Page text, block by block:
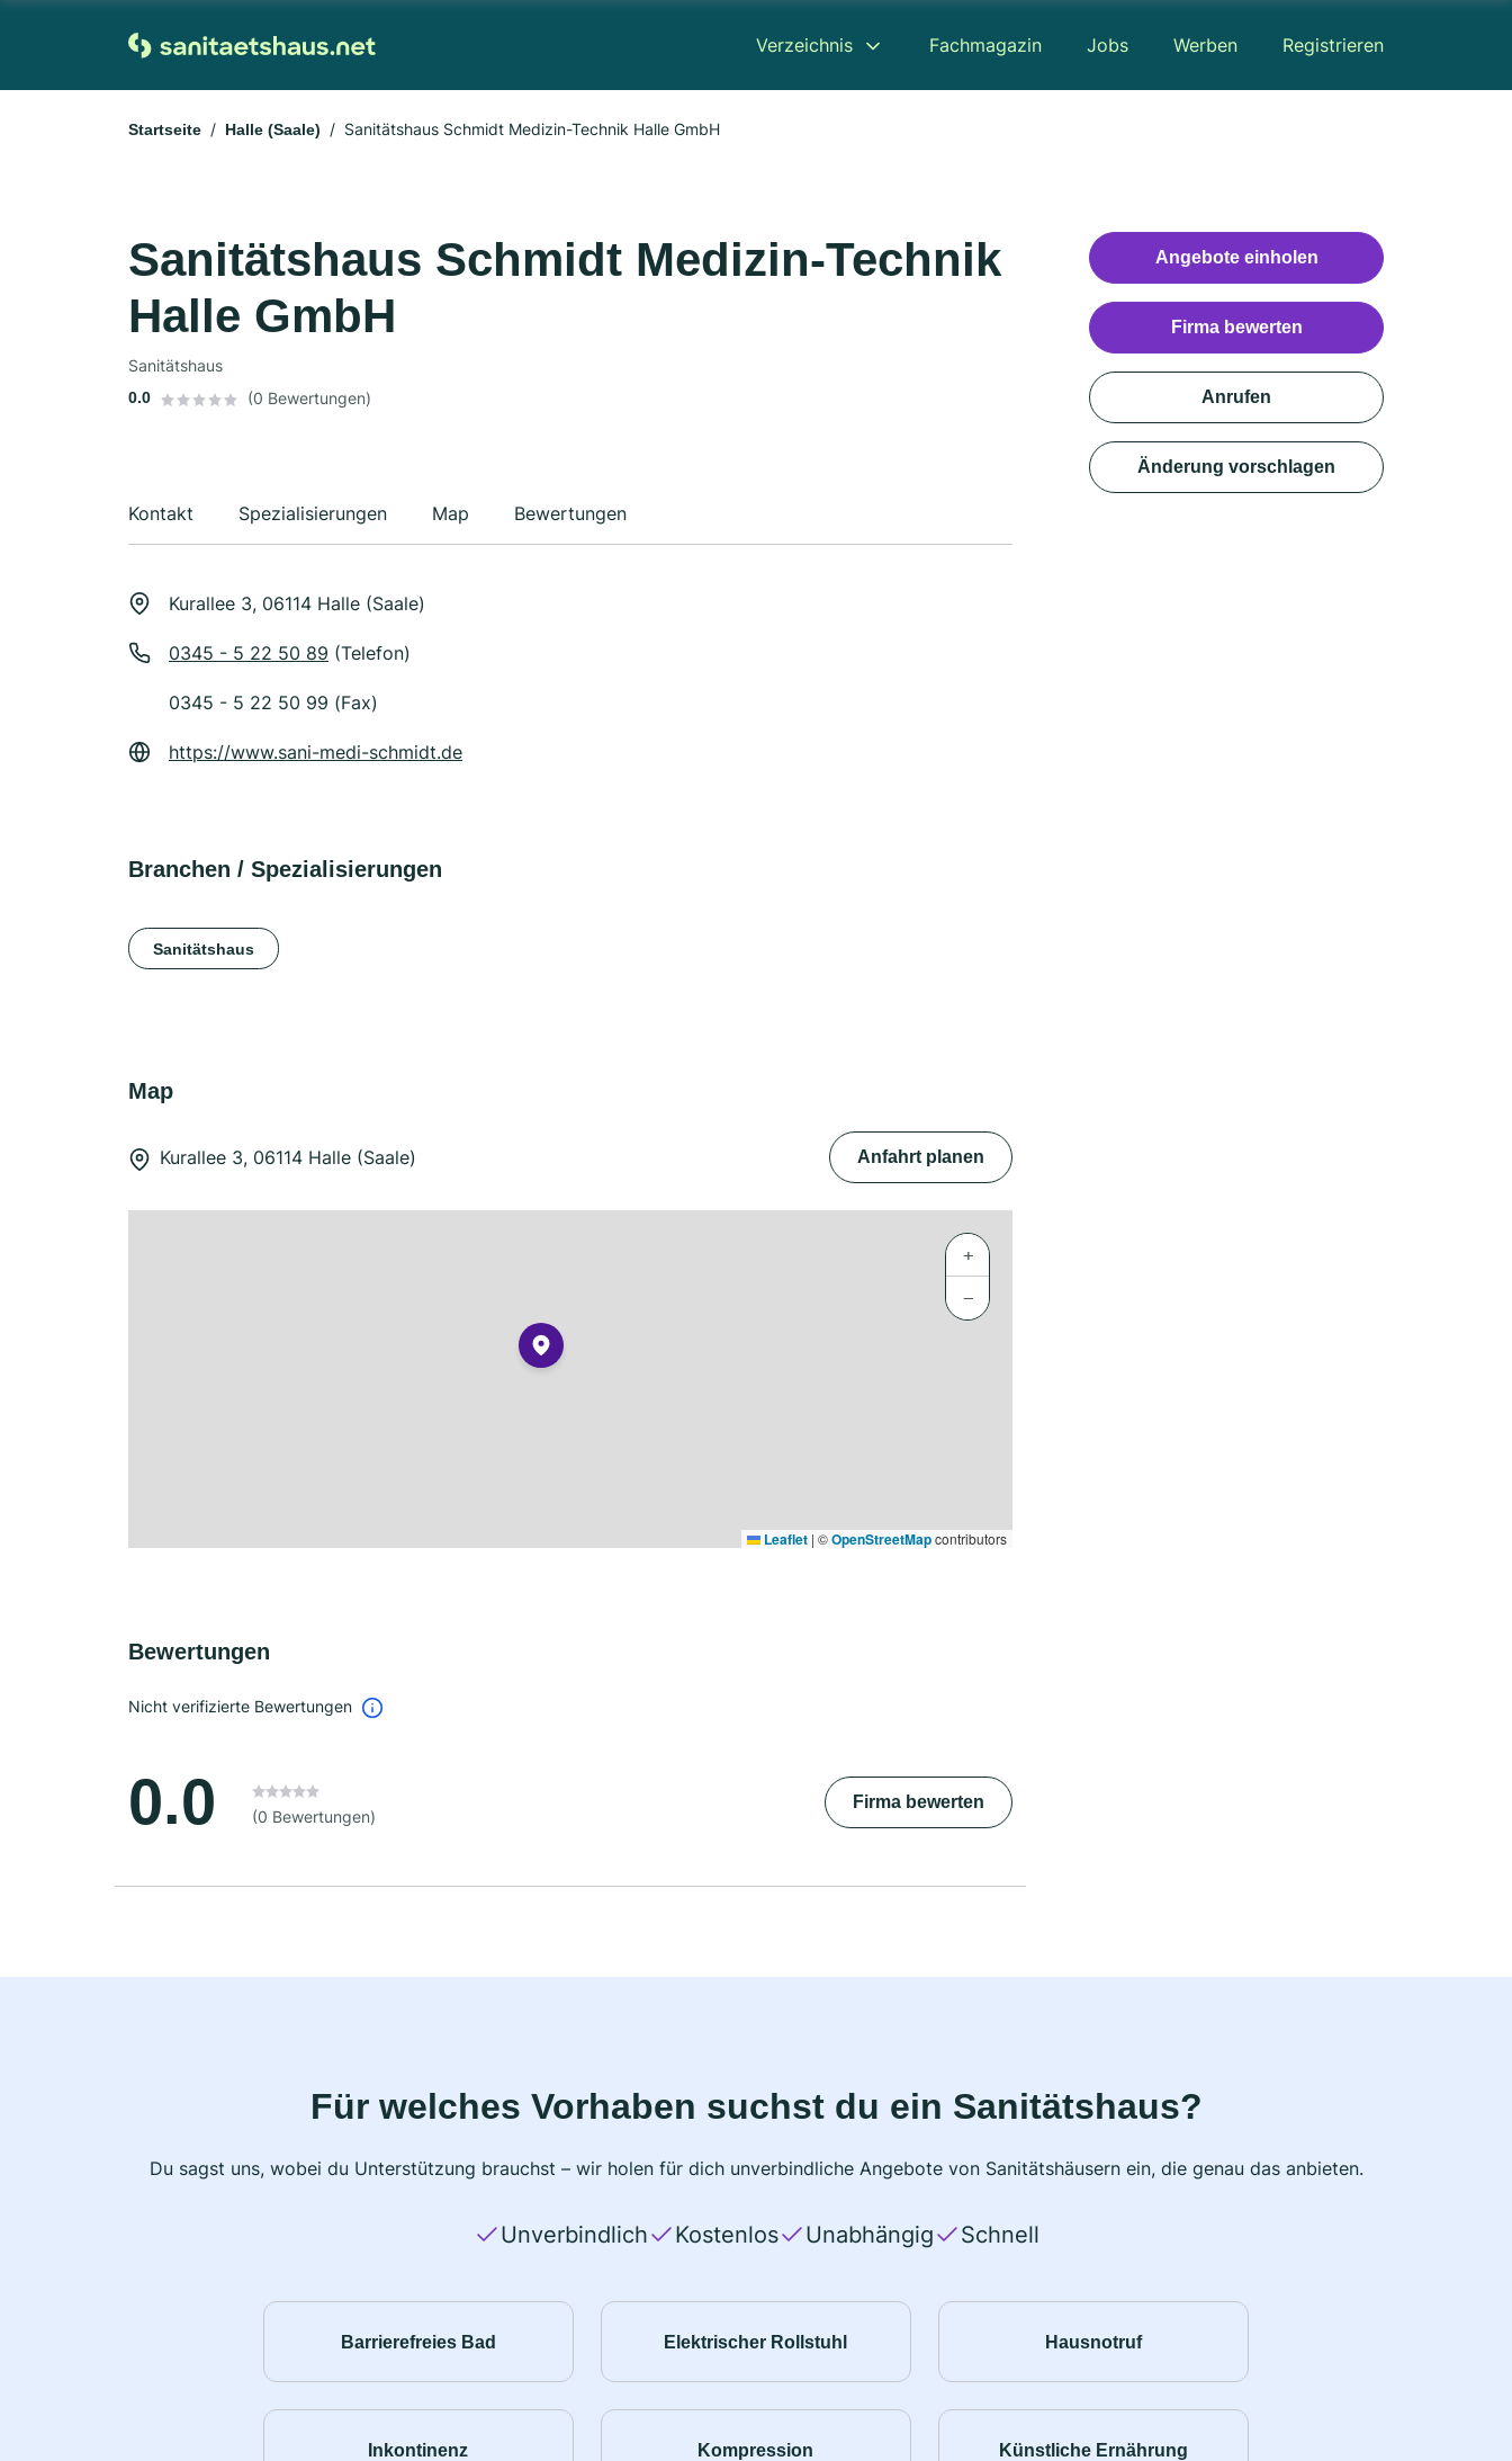
Verzeichnis Fachmagazin Jobs Werben Registrieren
Startseite Halle (Saale) Sanitätshaus Schmidt Medizin-Technik Halle GmbH
Sanitätshaus Schmidt Medizin-Technik
Halle GmbH
Sanitätshaus
0.0 (0 Bewertungen)
Kontakt Spezialisierungen Map Bewertungen
Kurallee 3, 06114 Halle (Saale)
0345 - 5 22 50 89 (Telefon)
0345 - 5 22 50 99 (Fax)
https://www.sani-medi-schmidt.de
Branchen / Spezialisierungen
Sanitätshaus
Map
Kurallee 3, 06114 Halle (Saale) Anfahrt planen
+
−
Leaflet | ©OpenStreetMapcontributors
Bewertungen
Nicht verifizierte Bewertungen
0.0 (0 Bewertungen)
Firma bewerten
Angebote einholen
Firma bewerten
Anrufen
Änderung vorschlagen
Für welches Vorhaben suchst du ein Sanitätshaus?
Du sagst uns, wobei du Unterstützung brauchst – wir holen für dich unverbindliche Angebote von Sanitätshäusern ein, die genau das anbieten.
Unverbindlich Kostenlos Unabhängig Schnell
Barrierefreies Bad Elektrischer Rollstuhl Hausnotruf
Inkontinenz Kompression Künstliche Ernährung